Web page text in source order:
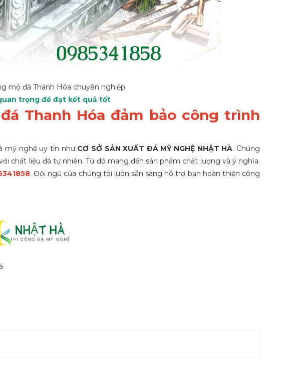
mộ đá Thanh Hóa chuyên nghiệp
trọng để đạt kết quả tốt
Thanh Hóa đảm bảo công trình
mỹ nghệuy tín như CƠ SỞ SẢN XUẤT ĐÁ MỸ NGHỆ NHẬT HÀ. Chúng
chất liệu đá tự nhiên. Từ đó mang đến sản phẩm chất lượng và ý nghĩa.
. Đội ngũ của chúng tôi luôn sẵn sàng hỗ trợ bạn hoàn thiện công